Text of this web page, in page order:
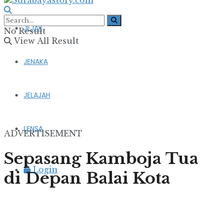
JEJAK
JENAKA
JELAJAH
LENSA
Login
No Result
View All Result
ADVERTISEMENT
Sepasang Kamboja Tua
di Depan Balai Kota